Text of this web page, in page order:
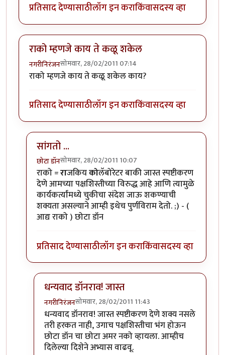
प्रतिसाद देण्यासाठीलॉग इन कराकिंवासदस्य व्हा
राको म्हणजे काय ते कळू शकेल
नगरीनिरंजनसोमवार, 28/02/2011 07:14
राको म्हणजे काय ते कळू शकेल काय?
प्रतिसाद देण्यासाठीलॉग इन कराकिंवासदस्य व्हा
सांगतो ...
छोटा डॉनसोमवार, 28/02/2011 10:07
In reply toराको म्हणजे काय ते कळू शकेलbyनगरीनिरंजन
राको =राजकियकोलॅबोरेटर बाकी जास्त स्पष्टीकरण
देणे आमच्या पक्षशिस्तीच्या विरुद्ध आहे आणि त्यामुळे
कार्यकर्त्यांमध्ये चुकीचा संदेश जाऊ शकण्याची
शक्यता असल्याने आम्ही इथेच पुर्णविराम देतो. ;) - (
आद्य राको ) छोटा डॉन
प्रतिसाद देण्यासाठीलॉग इन कराकिंवासदस्य व्हा
धन्यवाद डॉनराव! जास्त
नगरीनिरंजनसोमवार, 28/02/2011 11:43
In reply toसांगतो ...byछोटा डॉन
धन्यवाद डॉनराव! जास्त स्पष्टीकरण देणे शक्य नसले
तरी हरकत नाही, उगाच पक्षशिस्तीचा भंग होऊन
छोटा डॉन चा छोटा अमर नको व्हायला. आम्हीच
दिलेल्या दिशेने अभ्यास वाढवू.